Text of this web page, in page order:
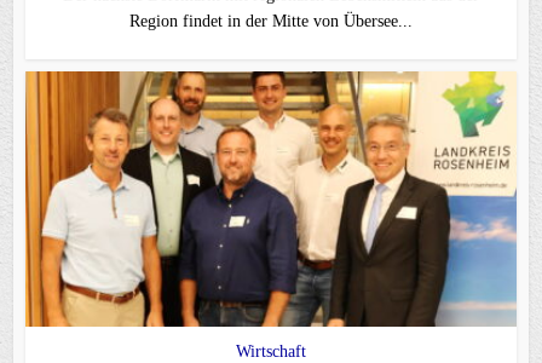
Region findet in der Mitte von Übersee...
Wirtschaft